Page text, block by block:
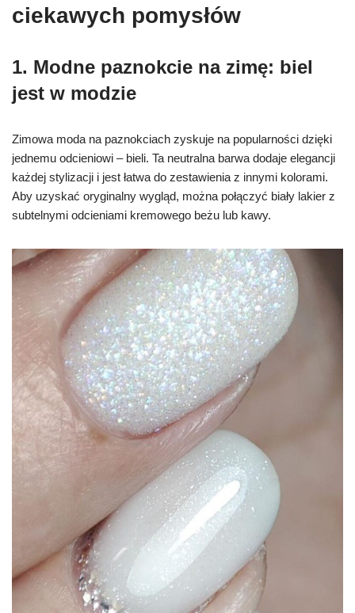
ciekawych pomysłów
1. Modne paznokcie na zimę: biel
jest w modzie
Zimowa moda na paznokciach zyskuje na popularności dzięki
jednemu odcieniowi – bieli. Ta neutralna barwa dodaje elegancji
każdej stylizacji i jest łatwa do zestawienia z innymi kolorami.
Aby uzyskać oryginalny wygląd, można połączyć biały lakier z
subtelnymi odcieniami kremowego beżu lub kawy.